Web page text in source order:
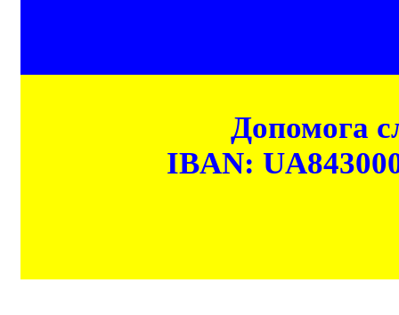
Допомога
IBAN: